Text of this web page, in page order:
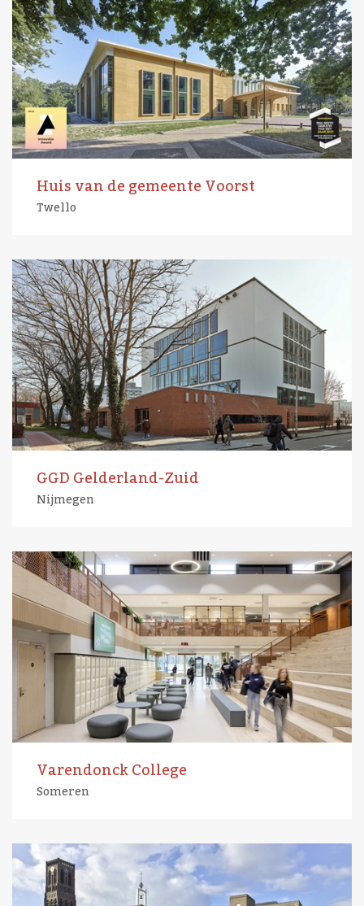
Huis van de gemeente Voorst
Twello
GGD Gelderland-Zuid
Nijmegen
Varendonck College
Someren